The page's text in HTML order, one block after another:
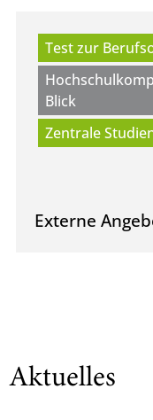
Test zur
Blick
Zentrale
Externe
Aktuelles